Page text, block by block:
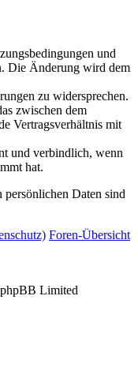
und
Die Änderung wird dem
zu widersprechen.
zwischen dem
Vertragsverhältnis mit
und verbindlich, wenn
hat.
Daten sind
Foren-Übersicht
Limited